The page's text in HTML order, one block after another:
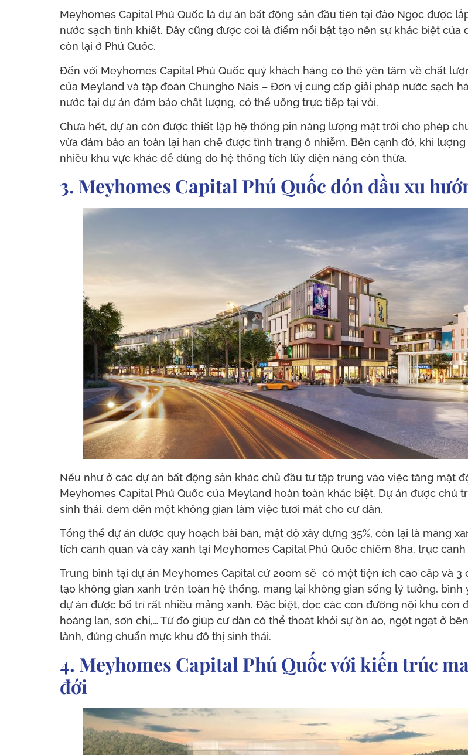
Meyhomes Capital Phú Quốc là dự án bất động sản đầu tiên tại đảo Ngọc được
nước sạch tinh khiết. Đây cũng được coi là điểm nổi bật tạo nên sự khác biệt
còn lại ở Phú Quốc.
Đến với Meyhomes Capital Phú Quốc quý khách hàng có thể yên tâm về chất
của Meyland và tập đoàn Chungho Nais – Đơn vị cung cấp giải pháp nước sạch
nước tại dự án đảm bảo chất lượng, có thể uống trực tiếp tại vòi.
Chưa hết, dự án còn được thiết lập hệ thống pin năng lượng mặt trời cho phép
vừa đảm bảo an toàn lại hạn chế được tình trạng ô nhiễm. Bên cạnh đó, khi
nhiều khu vực khác để dùng do hệ thống tích lũy điện năng còn thừa.
3. Meyhomes Capital Phú Quốc đón đầu xu
Nếu như ở các dự án bất động sản khác chủ đầu tư tập trung vào việc tăng mật
Meyhomes Capital Phú Quốc của Meyland hoàn toàn khác biệt. Dự án được chú
sinh thái, đem đến một không gian làm việc tươi mát cho cư dân.
Tổng thể dự án được quy hoạch bài bản, mật độ xây dựng 35%, còn lại là mảng
tích cảnh quan và cây xanh tại Meyhomes Capital Phú Quốc chiếm 8ha, trục
Trung bình tại dự án Meyhomes Capital cứ 200m sẽ có một tiện ích cao cấp và
tạo không gian xanh trên toàn hệ thống, mang lại không gian sống lý tưởng,
dự án được bố trí rất nhiều mảng xanh. Đặc biệt, dọc các con đường nội khu còn
hoàng lan, sơn chi,… Từ đó giúp cư dân có thể thoát khỏi sự ồn ào, ngột ngạt ở
lành, đúng chuẩn mực khu đô thị sinh thái.
4. Meyhomes Capital Phú Quốc với kiến trúc
đới